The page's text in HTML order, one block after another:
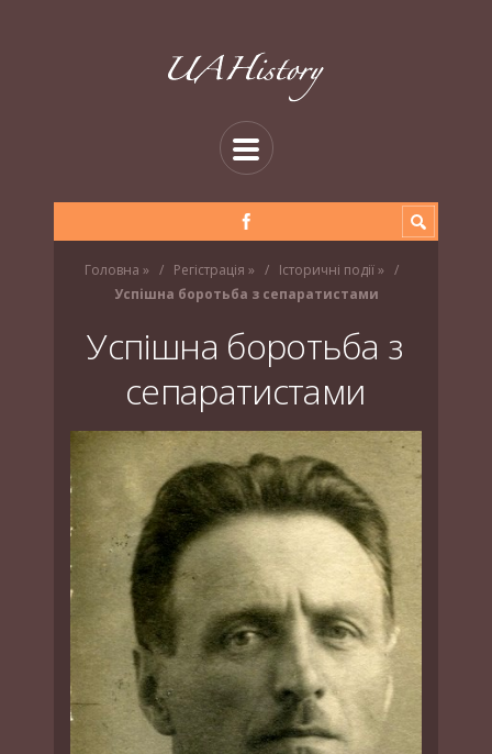
Головна » Регістрація » Історичні події»
Успішна боротьба з сепаратистами
Успішна боротьба з
сепаратистами